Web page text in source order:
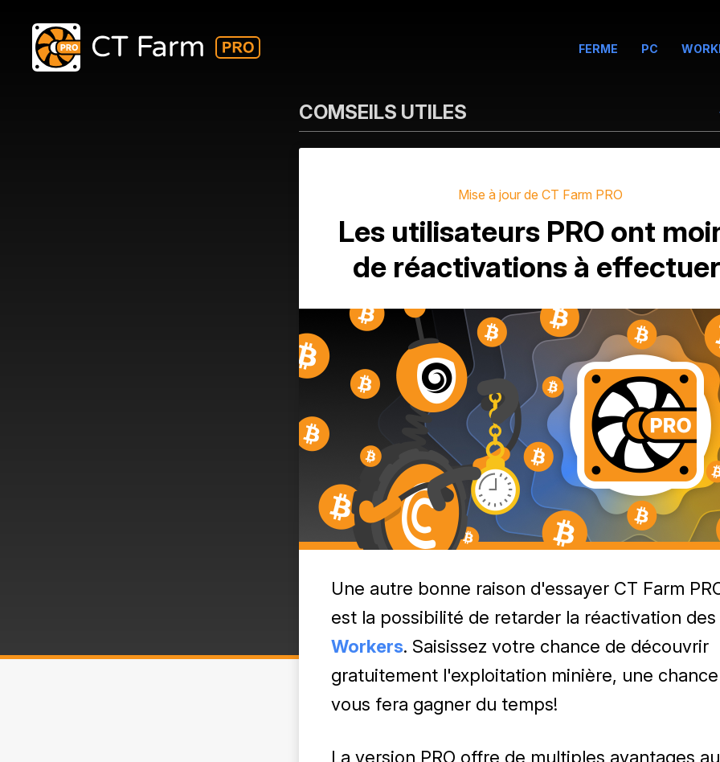
FERME PC
COMSEILS UTILES
Mise à jour de CT Farm PRO
Les utilisateurs PRO ont
de réactivations à
Une autre bonne raison d'essayer CT Farm
est la possibilité de retarder la réactivation des
Workers. Saisissez votre chance de découvrir
gratuitement l'exploitation minière, une
vous fera gagner du temps!
La version PRO offre de multiples avantages